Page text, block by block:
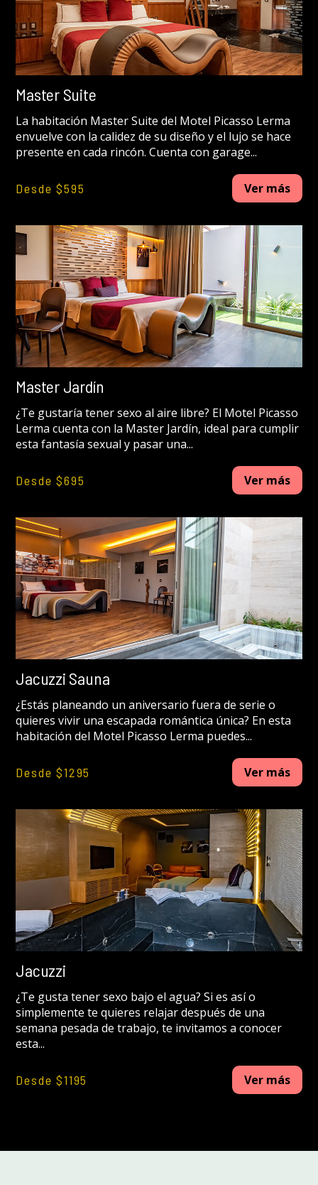
Master Suite
La habitación Master Suite del Motel Picasso Lerma
envuelve con la calidez de su diseño y el lujo se hace
presente en cada rincón. Cuenta con garage...
Desde $595 Ver más
Master Jardín
¿Te gustaría tener sexo al aire libre? El Motel Picasso
Lerma cuenta con la Master Jardín, ideal para cumplir
esta fantasía sexual y pasar una...
Desde $695 Ver más
Jacuzzi Sauna
¿Estás planeando un aniversario fuera de serie o
quieres vivir una escapada romántica única? En esta
habitación del Motel Picasso Lerma puedes...
Desde $1295 Ver más
Jacuzzi
¿Te gusta tener sexo bajo el agua? Si es así o
simplemente te quieres relajar después de una
semana pesada de trabajo, te invitamos a conocer
esta...
Desde $1195 Ver más